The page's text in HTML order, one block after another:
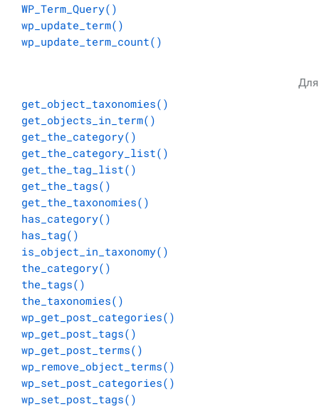
WP_Term_Query()
wp_update_term()
wp_update_term_count()
get_object_taxonomies()
get_objects_in_term()
get_the_category()
get_the_category_list()
get_the_tag_list()
get_the_tags()
get_the_taxonomies()
has_category()
has_tag()
is_object_in_taxonomy()
the_category()
the_tags()
the_taxonomies()
wp_get_post_categories()
wp_get_post_tags()
wp_get_post_terms()
wp_remove_object_terms()
wp_set_post_categories()
wp_set_post_tags()